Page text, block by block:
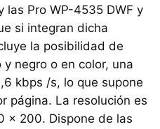
las Pro WP-4535 DWF y
si integran dicha
la posibilidad de
negro o en color, una
kbps /s, lo que supone
página. La resolución es
x 200. Dispone de las